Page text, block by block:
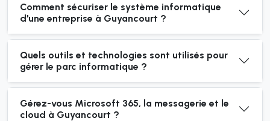
Comment sécuriser le système informatique
d'une entreprise à Guyancourt ?
Quels outils et technologies sont utilisés pour
gérer le parc informatique ?
Gérez-vous Microsoft 365, la messagerie et le
cloud à Guyancourt ?